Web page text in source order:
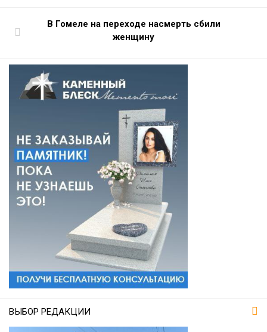
В Гомеле на переходе насмерть сбили
женщину
ВЫБОР РЕДАКЦИИ